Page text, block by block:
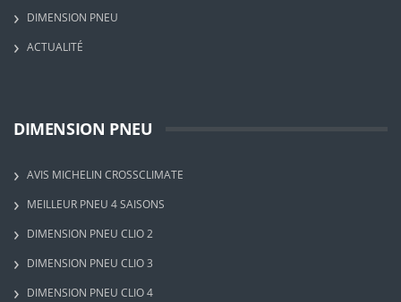
DIMENSION PNEU
ACTUALITÉ
DIMENSION PNEU
AVIS MICHELIN CROSSCLIMATE
MEILLEUR PNEU 4 SAISONS
DIMENSION PNEU CLIO 2
DIMENSION PNEU CLIO 3
DIMENSION PNEU CLIO 4